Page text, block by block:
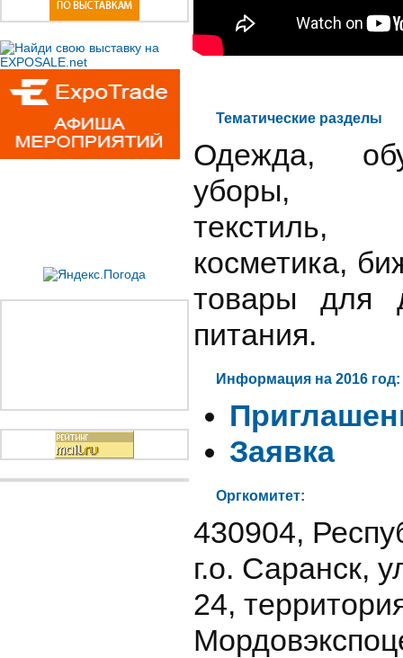
Тематические разделы
Одежда,
уборы,
косметика,
товары для
питания.
Информация на 2016 год:
Заявка
Оргкомитет:
430904,
г.о. Саранск,
24,